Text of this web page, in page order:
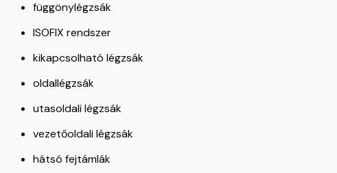
függönylégzsák
ISOFIX rendszer
kikapcsolható légzsák
oldallégzsák
utasoldali légzsák
vezetőoldali légzsák
hátsó fejtámlák